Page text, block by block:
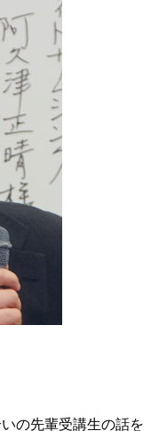
の先輩受講生の話を